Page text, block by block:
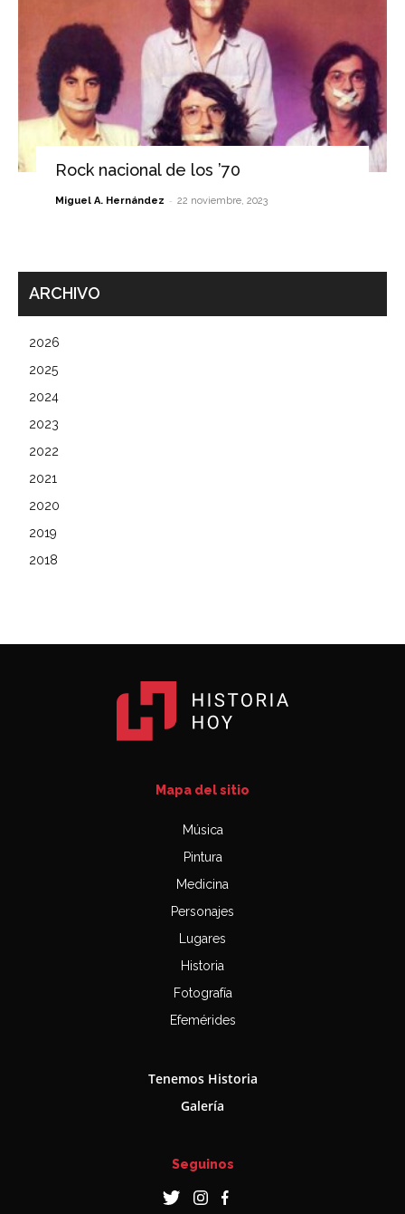
Rock nacional de los ’70
Miguel A. Hernández - 22 noviembre, 2023
ARCHIVO
2026
2025
2024
2023
2022
2021
2020
2019
2018
Mapa del sitio
Música
Pintura
Medicina
Personajes
Lugares
Historia
Fotografía
Efemérides
Tenemos Historia
Galería
Seguinos